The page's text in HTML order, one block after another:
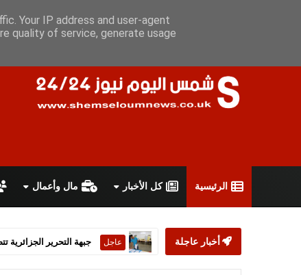
سياسة الخصوصية اتفاقية الاستخدام
الرئيسية كل الأخبار مال وأعمال
أخبار عاجلة عاجل ستارمر يعلن استقالته من
Your IP address and user-agent
quality of service, generate usage